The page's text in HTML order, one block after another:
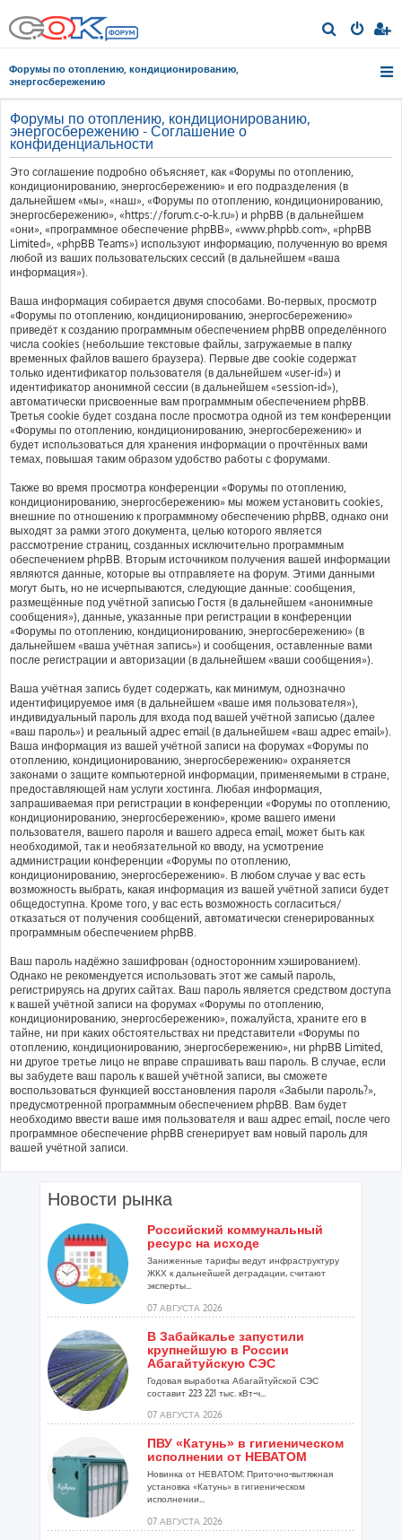
о
Форумы по отоплению, кондиционированию,
энергосбережению
Форумы по отоплению, кондиционированию,
энергосбережению - Соглашение о
конфиденциальности
Это соглашение подробно объясняет, как «Форумы по отоплению,
кондиционированию, энергосбережению» и его подразделения (в
дальнейшем «мы», «наш», «Форумы по отоплению, кондиционированию,
энергосбережению», «https://forum.c-o-k.ru») и phpBB (в дальнейшем
«они», «программное обеспечение phpBB», «www.phpbb.com», «phpBB
Limited», «phpBB Teams») используют информацию, полученную во время
любой из ваших пользовательских сессий (в дальнейшем «ваша
информация»).
Ваша информация собирается двумя способами. Во-первых, просмотр
«Форумы по отоплению, кондиционированию, энергосбережению»
приведёт к созданию программным обеспечением phpBB определённого
числа cookies (небольшие текстовые файлы, загружаемые в папку
временных файлов вашего браузера). Первые две cookie содержат
только идентификатор пользователя (в дальнейшем «user-id») и
идентификатор анонимной сессии (в дальнейшем «session-id»),
автоматически присвоенные вам программным обеспечением phpBB.
Третья cookie будет создана после просмотра одной из тем конференции
«Форумы по отоплению, кондиционированию, энергосбережению» и
будет использоваться для хранения информации о прочтённых вами
темах, повышая таким образом удобство работы с форумами.
Также во время просмотра конференции «Форумы по отоплению,
кондиционированию, энергосбережению» мы можем установить cookies,
внешние по отношению к программному обеспечению phpBB, однако они
выходят за рамки этого документа, целью которого является
рассмотрение страниц, созданных исключительно программным
обеспечением phpBB. Вторым источником получения вашей информации
являются данные, которые вы отправляете на форум. Этими данными
могут быть, но не исчерпываются, следующие данные: сообщения,
размещённые под учётной записью Гостя (в дальнейшем «анонимные
сообщения»), данные, указанные при регистрации в конференции
«Форумы по отоплению, кондиционированию, энергосбережению» (в
дальнейшем «ваша учётная запись») и сообщения, оставленные вами
после регистрации и авторизации (в дальнейшем «ваши сообщения»).
Ваша учётная запись будет содержать, как минимум, однозначно
идентифицируемое имя (в дальнейшем «ваше имя пользователя»),
индивидуальный пароль для входа под вашей учётной записью (далее
«ваш пароль») и реальный адрес email (в дальнейшем «ваш адрес email»).
Ваша информация из вашей учётной записи на форумах «Форумы по
отоплению, кондиционированию, энергосбережению» охраняется
законами о защите компьютерной информации, применяемыми в стране,
предоставляющей нам услуги хостинга. Любая информация,
запрашиваемая при регистрации в конференции «Форумы по отоплению,
кондиционированию, энергосбережению», кроме вашего имени
пользователя, вашего пароля и вашего адреса email, может быть как
необходимой, так и необязательной ко вводу, на усмотрение
администрации конференции «Форумы по отоплению,
кондиционированию, энергосбережению». В любом случае у вас есть
возможность выбрать, какая информация из вашей учётной записи будет
общедоступна. Кроме того, у вас есть возможность согласиться/
отказаться от получения сообщений, автоматически сгенерированных
программным обеспечением phpBB.
Ваш пароль надёжно зашифрован (односторонним хэшированием).
Однако не рекомендуется использовать этот же самый пароль,
регистрируясь на других сайтах. Ваш пароль является средством доступа
к вашей учётной записи на форумах «Форумы по отоплению,
кондиционированию, энергосбережению», пожалуйста, храните его в
тайне, ни при каких обстоятельствах ни представители «Форумы по
отоплению, кондиционированию, энергосбережению», ни phpBB Limited,
ни другое третье лицо не вправе спрашивать ваш пароль. В случае, если
вы забудете ваш пароль к вашей учётной записи, вы сможете
воспользоваться функцией восстановления пароля «Забыли пароль?»,
предусмотренной программным обеспечением phpBB. Вам будет
необходимо ввести ваше имя пользователя и ваш адрес email, после чего
программное обеспечение phpBB сгенерирует вам новый пароль для
вашей учётной записи.
Новости рынка
Российский коммунальный
ресурс на исходе
Заниженные тарифы ведут инфраструктуру
ЖКХ к дальнейшей деградации, считают
эксперты...
07 АВГУСТА 2026
В Забайкалье запустили
крупнейшую в России
Абагайтуйскую СЭС
Годовая выработка Абагайтуйской СЭС
составит 223 221 тыс. кВт-ч...
07 АВГУСТА 2026
ПВУ «Катунь» в гигиеническом
исполнении от НЕВАТОМ
Новинка от НЕВАТОМ: Приточно-вытяжная
установка «Катунь» в гигиеническом
исполнении...
07 АВГУСТА 2026